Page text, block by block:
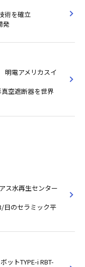
術を確立
発
明電アメリカスイ
空遮断器を世界
ス水再生センター
日のセラミック平
ットTYPE-i RBT-